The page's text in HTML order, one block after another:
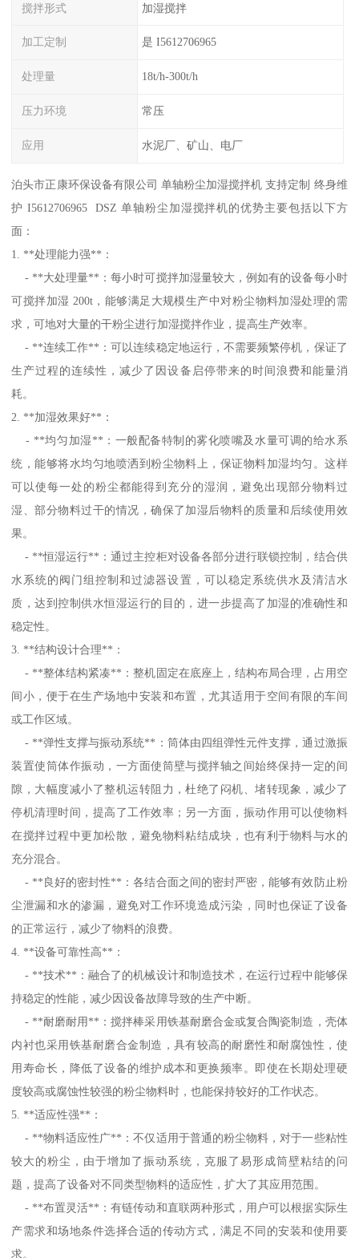
搅拌形式 加湿搅拌
加工定制 是 I5612706965
处理量 18t/h-300t/h
压力环境 常压
应用 水泥厂、矿山、电厂
泊头市正康环保设备有限公司 单轴粉尘加湿搅拌机 支持定制 终身维
护 I5612706965 DSZ 单轴粉尘加湿搅拌机的优势主要包括以下方
面：
1. **处理能力强**：
- **大处理量**：每小时可搅拌加湿量较大，例如有的设备每小时
可搅拌加湿 200t，能够满足大规模生产中对粉尘物料加湿处理的需
求，可地对大量的干粉尘进行加湿搅拌作业，提高生产效率。
- **连续工作**：可以连续稳定地运行，不需要频繁停机，保证了
生产过程的连续性，减少了因设备启停带来的时间浪费和能量消
耗。
2. **加湿效果好**：
- **均匀加湿**：一般配备特制的雾化喷嘴及水量可调的给水系
统，能够将水均匀地喷洒到粉尘物料上，保证物料加湿均匀。这样
可以使每一处的粉尘都能得到充分的湿润，避免出现部分物料过
湿、部分物料过干的情况，确保了加湿后物料的质量和后续使用效
果。
- **恒湿运行**：通过主控柜对设备各部分进行联锁控制，结合供
水系统的阀门组控制和过滤器设置，可以稳定系统供水及清洁水
质，达到控制供水恒湿运行的目的，进一步提高了加湿的准确性和
稳定性。
3. **结构设计合理**：
- **整体结构紧凑**：整机固定在底座上，结构布局合理，占用空
间小，便于在生产场地中安装和布置，尤其适用于空间有限的车间
或工作区域。
- **弹性支撑与振动系统**：筒体由四组弹性元件支撑，通过激振
装置使筒体作振动，一方面使筒壁与搅拌轴之间始终保持一定的间
隙，大幅度减小了整机运转阻力，杜绝了闷机、堵转现象，减少了
停机清理时间，提高了工作效率；另一方面，振动作用可以使物料
在搅拌过程中更加松散，避免物料粘结成块，也有利于物料与水的
充分混合。
- **良好的密封性**：各结合面之间的密封严密，能够有效防止粉
尘泄漏和水的渗漏，避免对工作环境造成污染，同时也保证了设备
的正常运行，减少了物料的浪费。
4. **设备可靠性高**：
- **技术**：融合了的机械设计和制造技术，在运行过程中能够保
持稳定的性能，减少因设备故障导致的生产中断。
- **耐磨耐用**：搅拌棒采用铁基耐磨合金或复合陶瓷制造，壳体
内衬也采用铁基耐磨合金制造，具有较高的耐磨性和耐腐蚀性，使
用寿命长，降低了设备的维护成本和更换频率。即使在长期处理硬
度较高或腐蚀性较强的粉尘物料时，也能保持较好的工作状态。
5. **适应性强**：
- **物料适应性广**：不仅适用于普通的粉尘物料，对于一些粘性
较大的粉尘，由于增加了振动系统，克服了易形成筒壁粘结的问
题，提高了设备对不同类型物料的适应性，扩大了其应用范围。
- **布置灵活**：有链传动和直联两种形式，用户可以根据实际生
产需求和场地条件选择合适的传动方式，满足不同的安装和使用要
求。